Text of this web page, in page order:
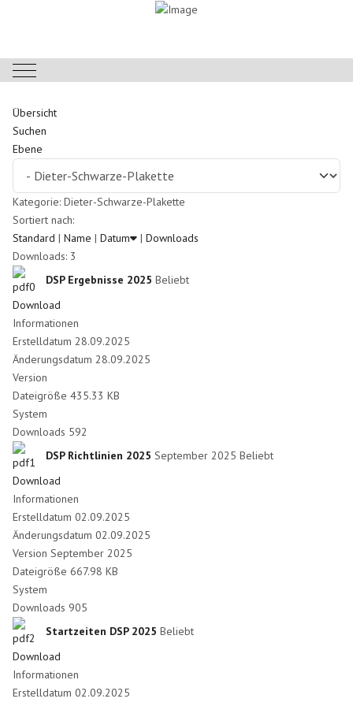
Mobile Menu Toggle
Übersicht
Suchen
Ebene
Kategorie: Dieter-Schwarze-Plakette
Sortiert nach:
Standard |Name |Datum |Downloads
Downloads: 3
DSP Ergebnisse 2025 Beliebt
Download
Informationen
Erstelldatum 28.09.2025
Änderungsdatum 28.09.2025
Version
Dateigröße 435.33 KB
System
Downloads 592
DSP Richtlinien 2025 September 2025Beliebt
Download
Informationen
Erstelldatum 02.09.2025
Änderungsdatum 02.09.2025
Version September 2025
Dateigröße 667.98 KB
System
Downloads 905
Startzeiten DSP 2025 Beliebt
Download
Informationen
Erstelldatum 02.09.2025